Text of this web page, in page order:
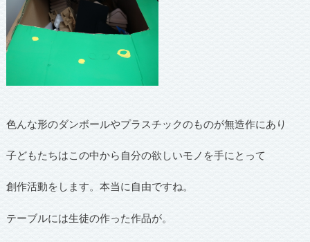
色んな形のダンボールやプラスチックのものが無造作にあり
子どもたちはこの中から自分の欲しいモノを手にとって
創作活動をします。本当に自由ですね。
テーブルには生徒の作った作品が。